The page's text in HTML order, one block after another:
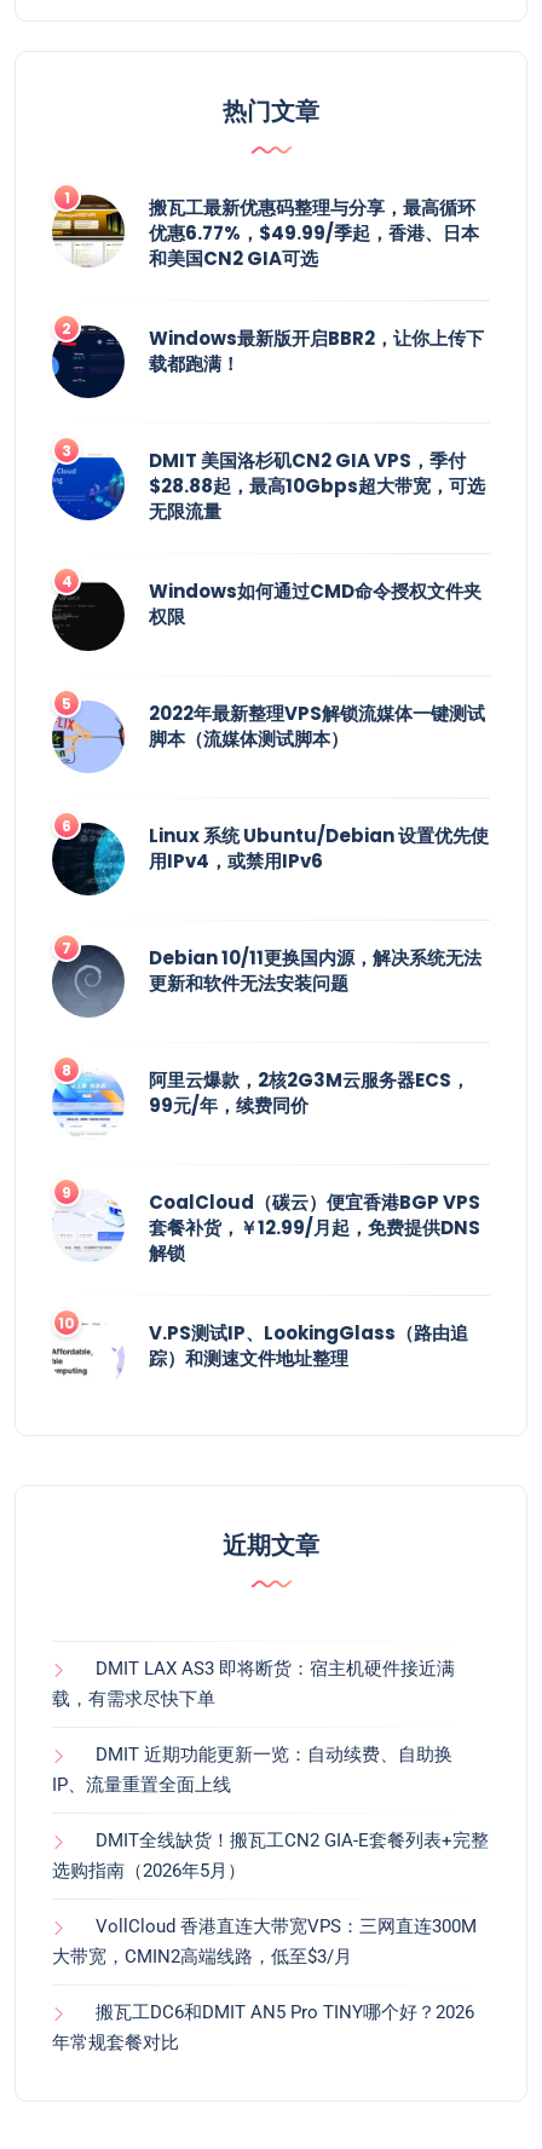
热门文章
搬瓦工最新优惠码整理与分享，最高循环
优惠6.77%，$49.99/季起，香港、日本
和美国CN2 GIA可选
Windows最新版开启BBR2，让你上传下
载都跑满！
DMIT 美国洛杉矶CN2 GIA VPS，季付
$28.88起，最高10Gbps超大带宽，可选
无限流量
Windows如何通过CMD命令授权文件夹
权限
2022年最新整理VPS解锁流媒体一键测试
脚本（流媒体测试脚本）
Linux 系统 Ubuntu/Debian 设置优先使
用IPv4，或禁用IPv6
Debian 10/11更换国内源，解决系统无法
更新和软件无法安装问题
阿里云爆款，2核2G3M云服务器ECS，
99元/年，续费同价
CoalCloud（碳云）便宜香港BGP VPS
套餐补货，￥12.99/月起，免费提供DNS
解锁
V.PS测试IP、LookingGlass（路由追
踪）和测速文件地址整理
近期文章
DMIT LAX AS3 即将断货：宿主机硬件接近满
载，有需求尽快下单
DMIT 近期功能更新一览：自动续费、自助换
IP、流量重置全面上线
DMIT全线缺货！搬瓦工CN2 GIA-E套餐列表+完整
选购指南（2026年5月）
VollCloud 香港直连大带宽VPS：三网直连300M
大带宽，CMIN2高端线路，低至$3/月
搬瓦工DC6和DMIT AN5 Pro TINY哪个好？2026
年常规套餐对比